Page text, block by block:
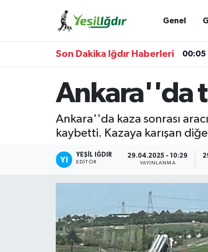
Genel
Son Dakika Iğdır Haberleri 00:05
Ankara''da
Ankara''da kaza sonrası
kaybetti. Kazaya karışan
YEŞIL IĞDIR
EDITÖR
29.04.2025 - 10:29
YAYINLANMA
İğdir Namaz Vakitleri
Süper Lig Puan Durumu ve Fikstür
Tüm Manşetler
Son Dakika Haberleri